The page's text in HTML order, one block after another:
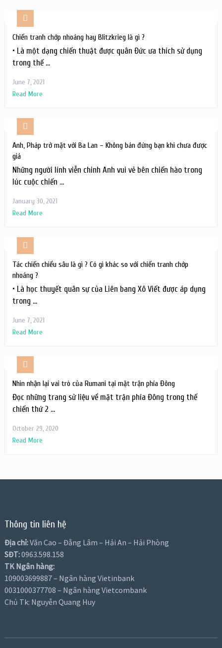
Chiến tranh chớp nhoáng hay Blitzkrieg là gì ?
• Là một dạng chiến thuật được quân Đức ưa thích sử dụng
trong thế …
June 7, 2021
Read More
Anh, Pháp trở mặt với Ba Lan – Không bán đứng bạn khi chưa được
giá
Những người lính viễn chinh Anh vui vẻ bên chiến hào trong
lúc cuộc chiến …
January 30, 2021
Read More
Tác chiến chiều sâu là gì ? Có gì khác so với chiến tranh chớp
nhoáng ?
• Là học thuyết quân sự của Liên bang Xô Viết được áp dụng
trong …
June 7, 2021
Read More
Nhìn nhận lại vai trò của Rumani tại mặt trận phía Đông
Đọc những trang sử liệu về mặt trận phía Đông trong thế
chiến thứ 2 …
October 29, 2020
Read More
Thông tin liên hệ
Địa chỉ:Văn Cao – Đằng Lâm – Hải An – Hải Phòng
SĐT:0963.598.158
TK Ngân hàng:
109003699887 – Ngân hàng Vietinbank
0031000377708 – Ngân hàng Vietcombank
Chủ Tk: Nguyễn Quang Huy